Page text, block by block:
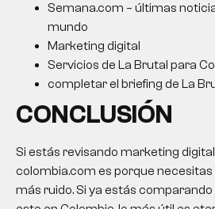
Semana.com – últimas
mundo
Marketing digital
Servicios de La Brutal para
completar el briefing de La
CONCLUSIÓN
Si estás revisando marketing
colombia.com es porque necesitas
más ruido. Si ya estás